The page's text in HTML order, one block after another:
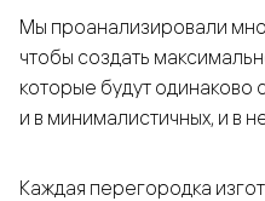
Мы проанализировали
чтобы создать
которые будут одинаково
и в минималистичных, и в
Каждая перегородка